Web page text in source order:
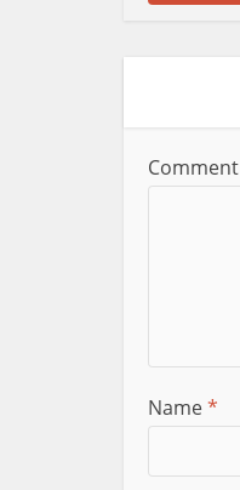
Comment
Name*